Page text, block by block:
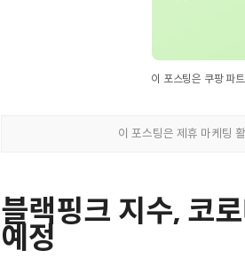
블랙핑크 지수, 코
예정